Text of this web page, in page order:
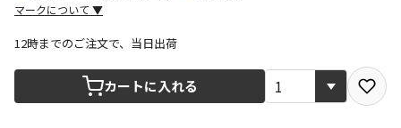
マークについて ▼
宅配や店舗受取を選択できる商品です
12時までのご注文で、当日出荷
カートに入れる